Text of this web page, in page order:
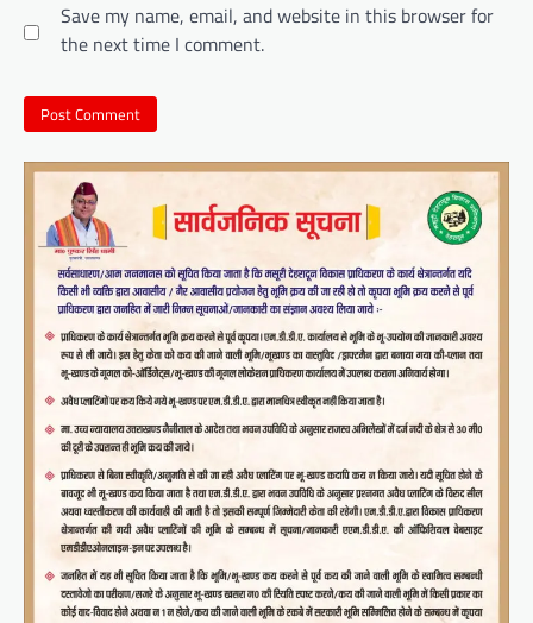
Save my name, email, and website in this browser for
the next time I comment.